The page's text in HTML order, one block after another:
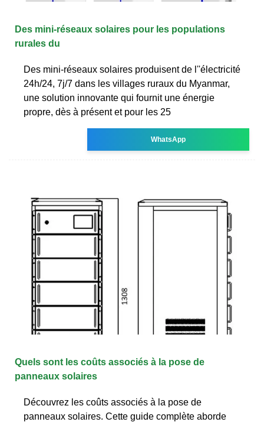
Des mini-réseaux solaires pour les populations
rurales du
Des mini-réseaux solaires produisent de l''électricité
24h/24, 7j/7 dans les villages ruraux du Myanmar,
une solution innovante qui fournit une énergie
propre, dès à présent et pour les 25
WhatsApp
Quels sont les coûts associés à la pose de
panneaux solaires
Découvrez les coûts associés à la pose de
panneaux solaires. Cette guide complète aborde